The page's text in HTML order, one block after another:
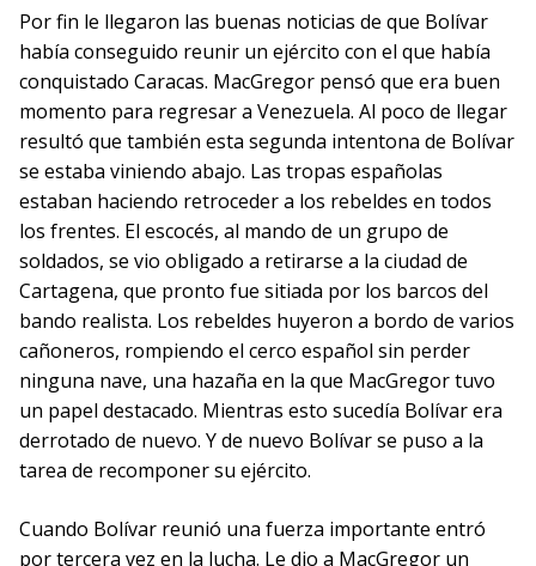
Por fin le llegaron las buenas noticias de que Bolívar
había conseguido reunir un ejército con el que había
conquistado Caracas. MacGregor pensó que era buen
momento para regresar a Venezuela. Al poco de llegar
resultó que también esta segunda intentona de Bolívar
se estaba viniendo abajo. Las tropas españolas
estaban haciendo retroceder a los rebeldes en todos
los frentes. El escocés, al mando de un grupo de
soldados, se vio obligado a retirarse a la ciudad de
Cartagena, que pronto fue sitiada por los barcos del
bando realista. Los rebeldes huyeron a bordo de varios
cañoneros, rompiendo el cerco español sin perder
ninguna nave, una hazaña en la que MacGregor tuvo
un papel destacado. Mientras esto sucedía Bolívar era
derrotado de nuevo. Y de nuevo Bolívar se puso a la
tarea de recomponer su ejército.
Cuando Bolívar reunió una fuerza importante entró
por tercera vez en la lucha. Le dio a MacGregor un